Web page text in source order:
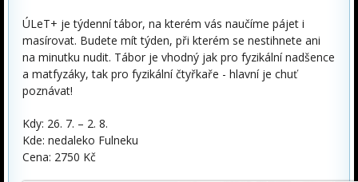
ÚLeT+ je týdenní tábor, na kterém vás naučíme pájet i
masírovat. Budete mít týden, při kterém se nestihnete ani
na minutku nudit. Tábor je vhodný jak pro fyzikální nadšence
a matfyzáky, tak pro fyzikální čtyřkaře - hlavní je chuť
poznávat!
Kdy: 26. 7. – 2. 8.
Kde: nedaleko Fulneku
Cena: 2750 Kč